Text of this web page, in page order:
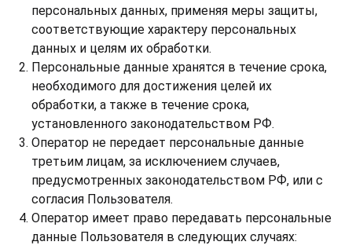
персональных данных, применяя меры защиты,
соответствующие характеру персональных
данных и целям их обработки.
Персональные данные хранятся в течение срока,
необходимого для достижения целей их
обработки, а также в течение срока,
установленного законодательством РФ.
Оператор не передает персональные данные
третьим лицам, за исключением случаев,
предусмотренных законодательством РФ, или с
согласия Пользователя.
Оператор имеет право передавать персональные
данные Пользователя в следующих случаях: